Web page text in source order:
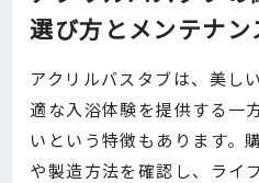
選び方とメンテナ
アクリルバスタブは、美し
適な入浴体験を提供する一
いという特徴もあります。
や製造方法を確認し、ライ